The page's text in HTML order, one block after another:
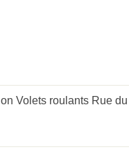
Volets roulants Rue